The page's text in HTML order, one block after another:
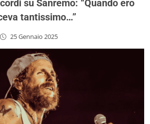
su Sanremo: “Quando ero
tantissimo…”
25 Gennaio 2025